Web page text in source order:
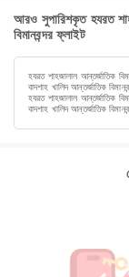
আরও সুপারিশকৃত হযরত
বিমানবন্দর ফ্লাইট
হযরত শাহজালাল আন্তর্জাতিক
বাদশাহ খালিদ আন্তর্জাতিক
হযরত শাহজালাল আন্তর্জাতিক
বাদশাহ খালিদ আন্তর্জাতিক